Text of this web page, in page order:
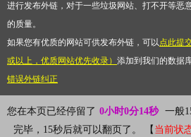
进行发布外链，对于一些垃圾网站、打不开等恶
的质量。
如果您有优质的网站可供发布外链，可以点此提
或以上，优质网站优先收录） 添加到我们的数据
错误外链纠正
您在本页已经停留了 0小时0分14秒 一般
完毕，15秒后就可以翻页了。 【 当前状